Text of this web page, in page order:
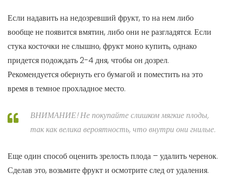
Если надавить на недозревший фрукт, то на нем либо
вообще не появится вмятин, либо они не разгладятся. Если
стука косточки не слышно, фрукт моно купить, однако
придется подождать 2-4 дня, чтобы он дозрел.
Рекомендуется обернуть его бумагой и поместить на это
время в темное прохладное место.
ВНИМАНИЕ! Не покупайте слишком мягкие плоды,
так как велика вероятность, что внутри они гнилые.
Еще один способ оценить зрелость плода – удалить черенок.
Сделав это, возьмите фрукт и осмотрите след от удаления.